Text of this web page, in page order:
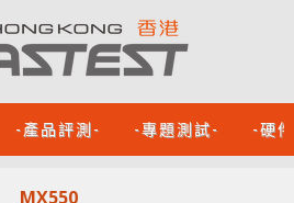
-產品評測- -專題測試- -硬
MX550